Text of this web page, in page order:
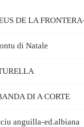
DE LA
di Natale
DI A CORTE
anguilla-ed.albiana